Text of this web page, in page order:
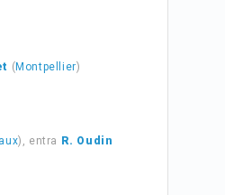
( Montpellier)
), entra
R. Oudin